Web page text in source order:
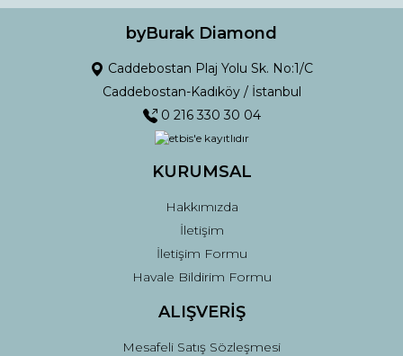
Ürün fiyatı diğer sitelerden daha pahalı.
Gönder
byBurak Diamond
Caddebostan Plaj Yolu Sk. No:1/C
Caddebostan-Kadıköy / İstanbul
0 216 330 30 04
KURUMSAL
Hakkımızda
İletişim
İletişim Formu
Havale Bildirim Formu
ALIŞVERİŞ
Mesafeli Satış Sözleşmesi